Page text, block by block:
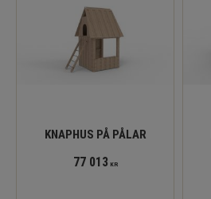
KNAPHUS PÅ PÅLAR
77 013 KR